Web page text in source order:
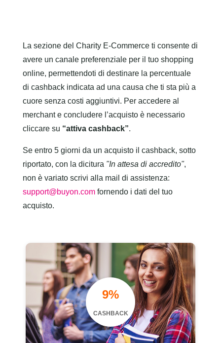
La sezione del Charity E-Commerce ti consente di
avere un canale preferenziale per il tuo shopping
online, permettendoti di destinare la percentuale
di cashback indicata ad una causa che ti sta più a
cuore senza costi aggiuntivi. Per accedere al
merchant e concludere l’acquisto è necessario
cliccare su “attiva cashback”.
Se entro 5 giorni da un acquisto il cashback, sotto
riportato, con la dicitura "In attesa di accredito",
non è variato scrivi alla mail di assistenza:
support@buyon.com fornendo i dati del tuo
acquisto.
9%
CASHBACK